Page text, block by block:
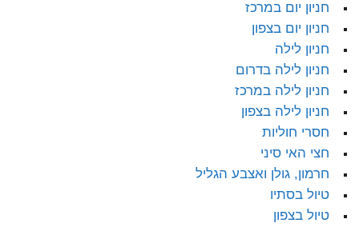
חניון יום במרכז
חניון יום בצפון
חניון לילה
חניון לילה בדרום
חניון לילה במרכז
חניון לילה בצפון
חסרי חוליות
חצי האי סיני
חרמון, גולן ואצבע הגליל
טיול בסתיו
טיול בצפון